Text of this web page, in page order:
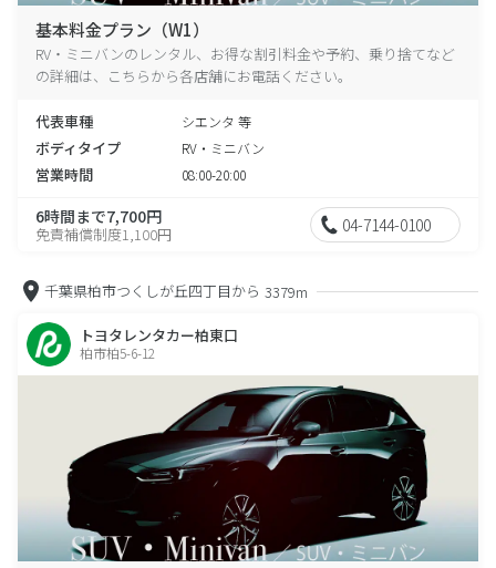
基本料金プラン（W1）
RV・ミニバンのレンタル、お得な割引料金や予約、乗り捨てなど
の詳細は、こちらから各店舗にお電話ください。
代表車種 シエンタ 等
ボディタイプ RV・ミニバン
営業時間 08:00-20:00
6時間まで7,700円
免責補償制度1,100円 04-7144-0100
千葉県柏市つくしが丘四丁目から 3379m
トヨタレンタカー柏東口
柏市柏5-6-12